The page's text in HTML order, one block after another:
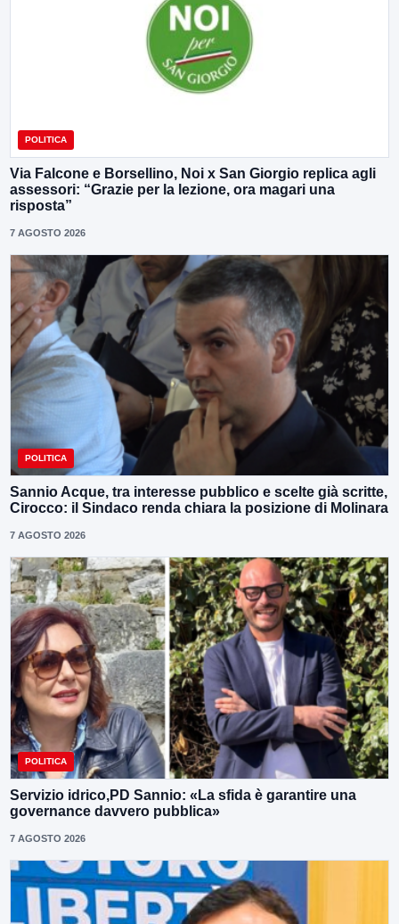
POLITICA
Via Falcone e Borsellino, Noi x San Giorgio replica agli
assessori: “Grazie per la lezione, ora magari una
risposta”
7 AGOSTO 2026
POLITICA
Sannio Acque, tra interesse pubblico e scelte già scritte,
Cirocco: il Sindaco renda chiara la posizione di Molinara
7 AGOSTO 2026
POLITICA
Servizio idrico,PD Sannio: «La sfida è garantire una
governance davvero pubblica»
7 AGOSTO 2026